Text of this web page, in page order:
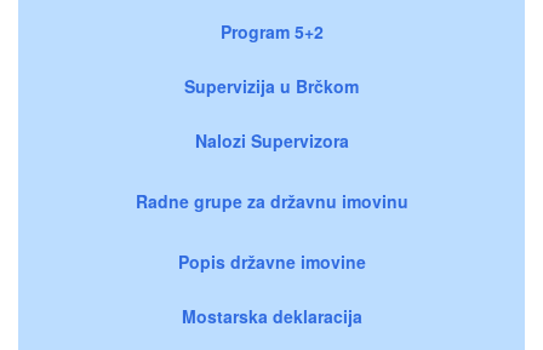
Program 5+2
Supervizija u Brčkom
Nalozi Supervizora
Radne grupe za državnu imovinu
Popis državne imovine
Mostarska deklaracija